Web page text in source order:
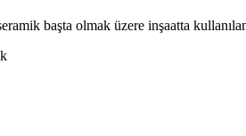
başta olmak üzere inşaatta